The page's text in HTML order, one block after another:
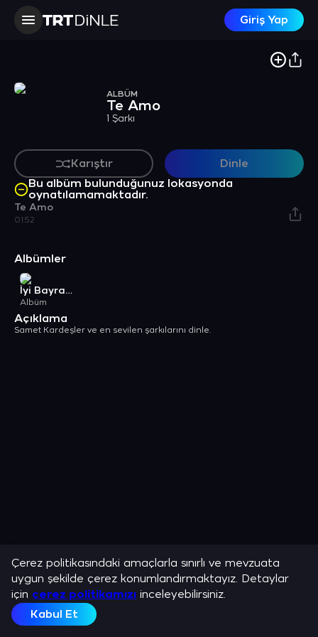
Giriş Yap
ALBÜM
Te Amo
1 Şarkı
Karıştır
Dinle
Bu albüm bulunduğunuz lokasyonda
oynatılamamaktadır.
Te Amo
01:52
Albümler
İyi Bayramlar
Albüm
Açıklama
Samet Kardeşler ve en sevilen şarkılarını dinle.
Çerez politikasındaki amaçlarla sınırlı ve mevzuata
uygun şekilde çerez konumlandırmaktayız. Detaylar
için çerez politikamızı inceleyebilirsiniz.
Kabul Et